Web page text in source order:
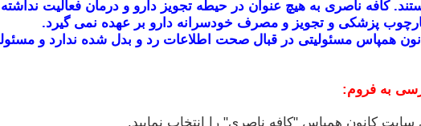
کافه ناصری به هیچ عنوان در حیطه تجویز دارو و درمان فعالیت
پزشکی و تجویز و مصرف خودسرانه دارو بر عهده نمی گیرد.
همپاس مسئولیتی در قبال صحت اطلاعات رد و بدل شده ندارد و
به فروم: